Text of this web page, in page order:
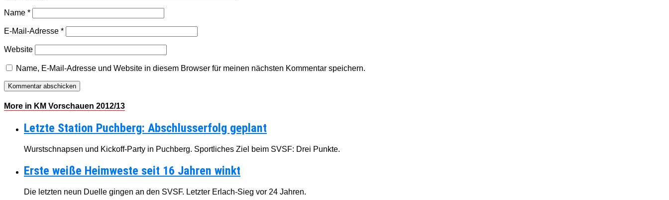
Name *
E-Mail-Adresse *
Website
Name, E-Mail-Adresse und Website in diesem Browser für meinen nächsten Kommentar speichern.
More in KM Vorschauen 2012/13
Letzte Station Puchberg: Abschlusserfolg geplant
Wurstschnapsen und Kickoff-Party in Puchberg. Sportliches Ziel beim SVSF: Drei Punkte.
Erste weiße Heimweste seit 16 Jahren winkt
Die letzten neun Duelle gingen an den SVSF. Letzter Erlach-Sieg vor 24 Jahren.